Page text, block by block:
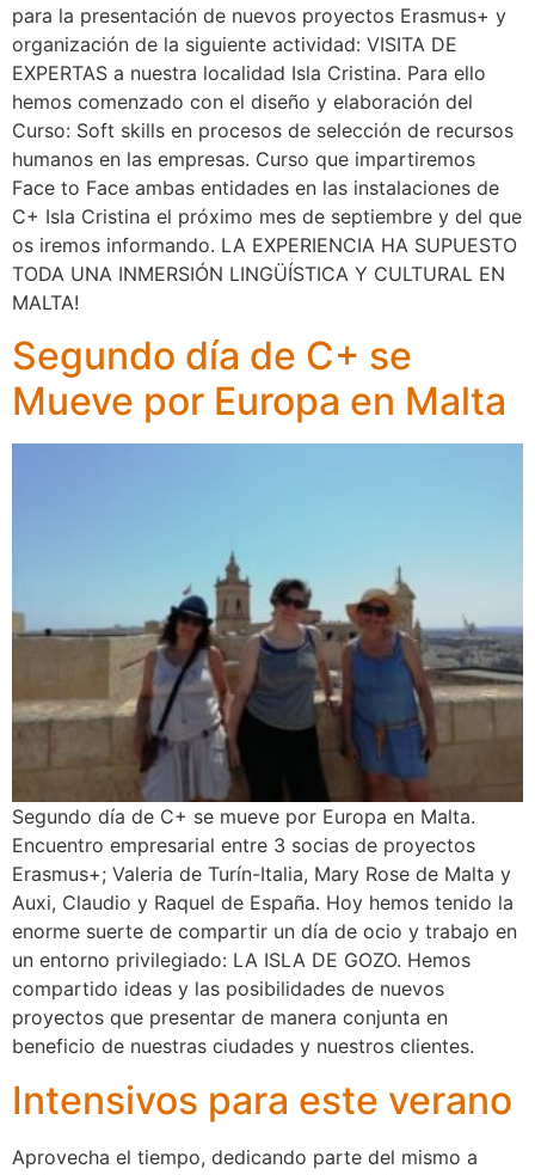
para la presentación de nuevos proyectos Erasmus+ y
organización de la siguiente actividad: VISITA DE
EXPERTAS a nuestra localidad Isla Cristina. Para ello
hemos comenzado con el diseño y elaboración del
Curso: Soft skills en procesos de selección de recursos
humanos en las empresas. Curso que impartiremos
Face to Face ambas entidades en las instalaciones de
C+ Isla Cristina el próximo mes de septiembre y del que
os iremos informando. LA EXPERIENCIA HA SUPUESTO
TODA UNA INMERSIÓN LINGÜÍSTICA Y CULTURAL EN
MALTA!
Segundo día de C+ se
Mueve por Europa en Malta
Segundo día de C+ se mueve por Europa en Malta.
Encuentro empresarial entre 3 socias de proyectos
Erasmus+; Valeria de Turín-Italia, Mary Rose de Malta y
Auxi, Claudio y Raquel de España. Hoy hemos tenido la
enorme suerte de compartir un día de ocio y trabajo en
un entorno privilegiado: LA ISLA DE GOZO. Hemos
compartido ideas y las posibilidades de nuevos
proyectos que presentar de manera conjunta en
beneficio de nuestras ciudades y nuestros clientes.
Intensivos para este verano
Aprovecha el tiempo, dedicando parte del mismo a